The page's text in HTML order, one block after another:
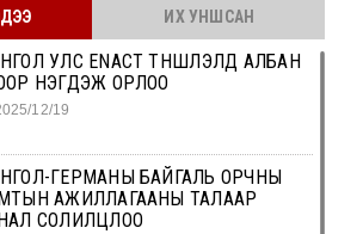
ИХ УНШСАН
УЛС ENACT ТҮНШЛЭЛД АЛБАН
НЭГДЭЖ ОРЛОО
12/19
ГЕРМАНЫ БАЙГАЛЬ ОРЧНЫ
АЖИЛЛАГААНЫ ТАЛААР
СОЛИЛЦЛОО